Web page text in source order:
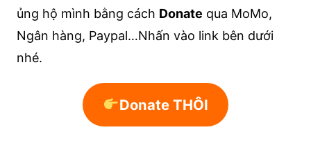
ủng hộ mình bằng cách Donate qua MoMo,
Ngân hàng, Paypal…Nhấn vào link bên dưới
nhé.
Donate THÔI